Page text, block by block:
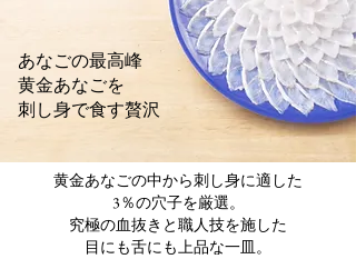
あなごの最高峰
黄金あなごを
刺し身で食す贅沢
黄金あなごの中から刺し身に適した
3％の穴子を厳選。
究極の血抜きと職人技を施した
目にも舌にも上品な一皿。